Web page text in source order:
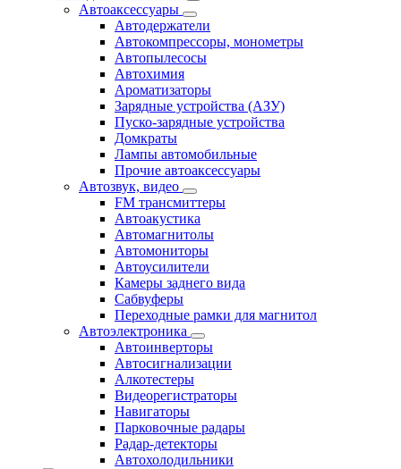
Автоаксессуары
Автодержатели
Автокомпрессоры, монометры
Автопылесосы
Автохимия
Ароматизаторы
Зарядные устройства (АЗУ)
Пуско-зарядные устройства
Домкраты
Лампы автомобильные
Прочие автоаксессуары
Автозвук, видео
FM трансмиттеры
Автоакустика
Автомагнитолы
Автомониторы
Автоусилители
Камеры заднего вида
Сабвуферы
Переходные рамки для магнитол
Автоэлектроника
Автоинверторы
Автосигнализации
Алкотестеры
Видеорегистраторы
Навигаторы
Парковочные радары
Радар-детекторы
Автохолодильники